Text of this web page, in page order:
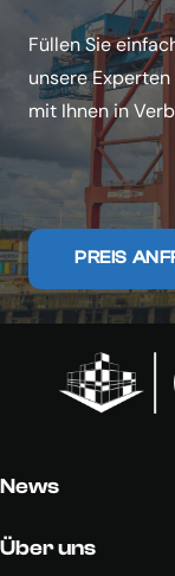
Füllen Sie
unsere
mit Ihnen in
PREIS
News
Über uns